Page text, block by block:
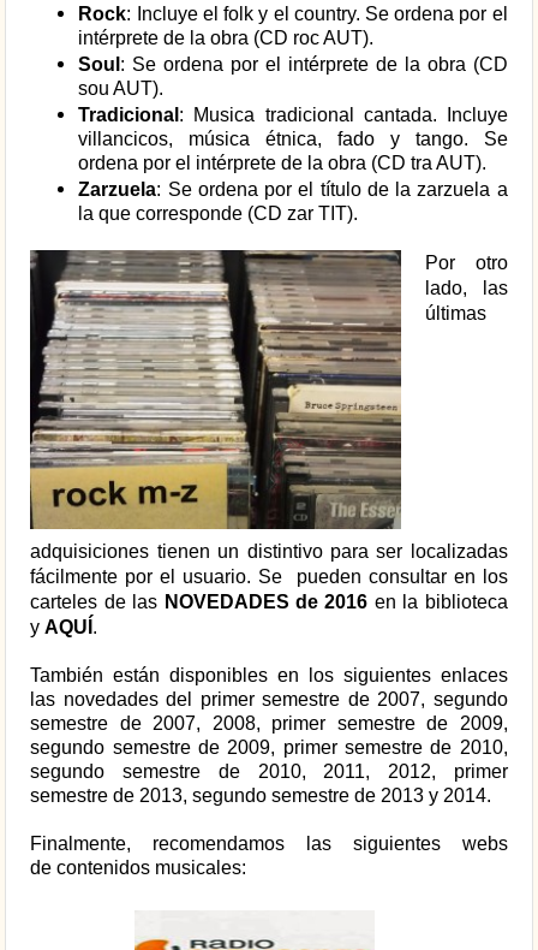
Rock: Incluye el folk y el country. Se ordena por el
intérprete de la obra (CD roc AUT).
Soul : Se ordena por el intérprete de la obra (CD
sou AUT).
Tradicional : Musica tradicional cantada. Incluye
villancicos, música étnica, fado y tango. Se
ordena por el intérprete de la obra (CD tra AUT).
Zarzuela: Se ordena por el título de la zarzuela a
la que corresponde (CD zar TIT).
Por otro
lado, las
últimas
adquisiciones tienen un distintivo para ser localizadas
fácilmente por el usuario. Se pueden consultar en los
carteles de las NOVEDADES de 2016 en la biblioteca
y AQUÍ .
También están disponibles en los siguientes enlaces
las novedades del
primer semestre de 2007, segundo
semestre de 2007, 2008, primer semestre de 2009,
segundo semestre de 2009, primer semestre de 2010,
segundo semestre de 2010, 2011, 2012, primer
semestre de 2013,segundo semestre de 2013 y 2014.
Finalmente, recomendamos las siguientes webs
de contenidos musicales: